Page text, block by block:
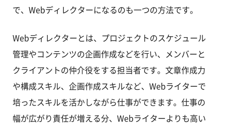
で、Webディレクターになるのも一つの方法です。
Webディレクターとは、プロジェクトのスケジュール
管理やコンテンツの企画作成などを行い、メンバーと
クライアントの仲介役をする担当者です。文章作成力
や構成スキル、企画作成スキルなど、Webライターで
培ったスキルを活かしながら仕事ができます。仕事の
幅が広がり責任が増える分、Webライターよりも高い